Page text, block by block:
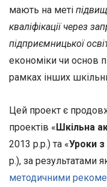
мають на меті
кваліфікації через
підприємницької
економіки чи основ
рамках інших
Цей проект є
проектів « Шкільна
2013 р.р.) та «Уроки
р.), за результатами
методичними